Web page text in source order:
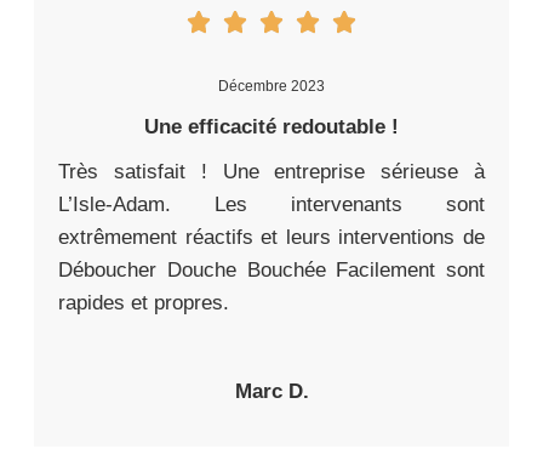
Décembre 2023
Une efficacité redoutable !
Très satisfait ! Une entreprise sérieuse à
L’Isle-Adam. Les intervenants sont
extrêmement réactifs et leurs interventions de
Déboucher Douche Bouchée Facilement sont
rapides et propres.
Marc D.